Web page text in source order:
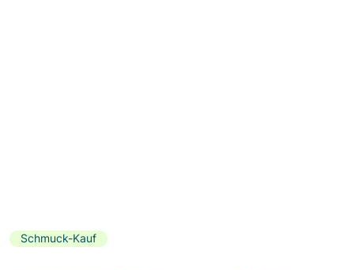
Schmuck-Kauf